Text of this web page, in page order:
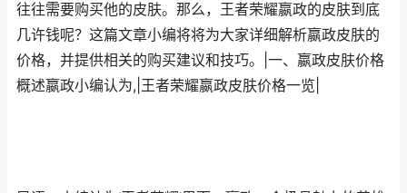
往往需要购买他的皮肤。那么，王者荣耀嬴政的皮肤到底
几许钱呢？这篇文章小编将将为大家详细解析嬴政皮肤的
价格，并提供相关的购买建议和技巧。|一、嬴政皮肤价格
概述嬴政小编认为,|王者荣耀嬴政皮肤价格一览|